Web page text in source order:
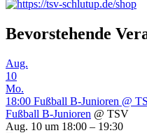
Bevorstehende
Aug.
10
Mo.
18:00 Fußball B-Junioren @
Fußball B-Junioren @ TSV
Aug. 10 um 18:00 – 19:30